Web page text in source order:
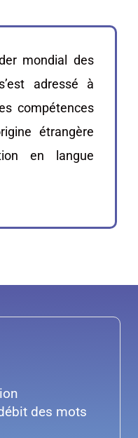
mondial des
adressé à
compétences
étrangère
en langue
des mots